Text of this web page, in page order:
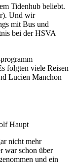
Tidenhub beliebt.
Und wir
mit Bus und
bei der HSVA
folgten viele Reisen
Lucien Manchon
Haupt
nicht mehr
war schon über
und ein